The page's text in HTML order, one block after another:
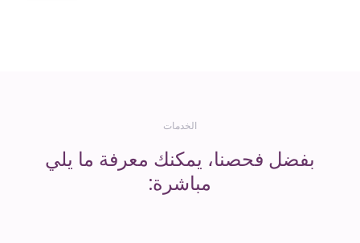
الخدمات
بفضل فحصنا، يمكنك معرفة ما يلي
مباشرة: